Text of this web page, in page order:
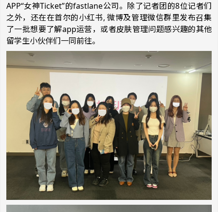
APP“女神Ticket”的fastlane公司。除了记者团的8位记者们
之外，还在在首尔的小红书, 微博及管理微信群里发布召集
了一批想要了解app运营，或者皮肤管理问题感兴趣的其他
留学生小伙伴们一同前往。